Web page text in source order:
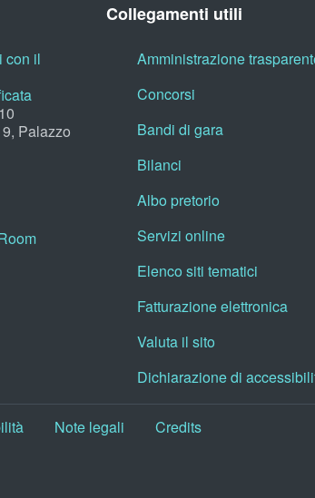
con il
Palazzo
Collegamenti utili
Amministrazione
Concorsi
Bandi di gara
Bilanci
Albo pretorio
Servizi online
Elenco siti tematici
Fatturazione elettronica
Valuta il sito
Dichiarazione di
Note legali Credits